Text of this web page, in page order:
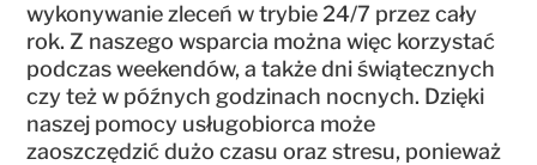
wykonywanie zleceń w trybie 24/7 przez cały
rok. Z naszego wsparcia można więc korzystać
podczas weekendów, a także dni świątecznych
czy też w późnych godzinach nocnych. Dzięki
naszej pomocy usługobiorca może
zaoszczędzić dużo czasu oraz stresu, ponieważ